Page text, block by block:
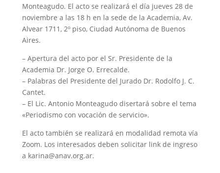
Monteagudo. El acto se realizará el día jueves 28 de
noviembre a las 18 h en la sede de la Academia, Av.
Alvear 1711, 2º piso, Ciudad Autónoma de Buenos
Aires.
– Apertura del acto por el Sr. Presidente de la
Academia Dr. Jorge O. Errecalde.
– Palabras del Presidente del Jurado Dr. Rodolfo J. C.
Cantet.
– El Lic. Antonio Monteagudo disertará sobre el tema
«Periodismo con vocación de servicio».
El acto también se realizará en modalidad remota vía
Zoom. Los interesados deben solicitar link de ingreso
a karina@anav.org.ar.